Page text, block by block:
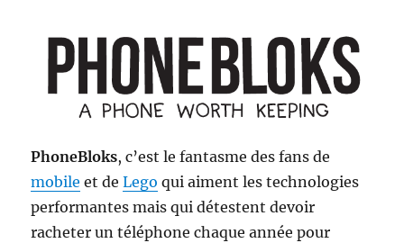
PhoneBloks, c’est le fantasme des fans de
mobile et deLego qui aiment les technologies
performantes mais qui détestent devoir
racheter un téléphone chaque année pour